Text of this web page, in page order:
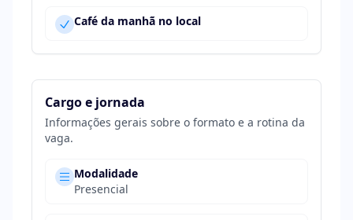
Café da manhã no local
Cargo e jornada
Informações gerais sobre o formato e a rotina da
vaga.
Modalidade
Presencial